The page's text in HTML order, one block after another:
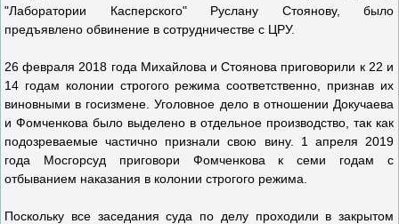
"Лаборатории Касперского" Руслану Стоянову, было
предъявлено обвинение в сотрудничестве с ЦРУ.
26 февраля 2018 года Михайлова и Стоянова приговорили к 22 и
14 годам колонии строгого режима соответственно, признав их
виновными в госизмене. Уголовное дело в отношении Докучаева
и Фомченкова было выделено в отдельное производство, так как
подозреваемые частично признали свою вину. 1 апреля 2019
года Мосгорсуд приговори Фомченкова к семи годам с
отбыванием наказания в колонии строгого режима.
Поскольку все заседания суда по делу проходили в закрытом